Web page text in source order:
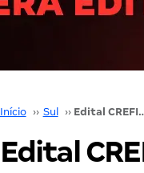
Início ›› Sul ›› Edital CREFITO 5 SAIU!
Edital